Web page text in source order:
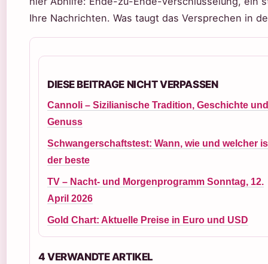
Ihre Nachrichten. Was taugt das Versprechen in
DIESE BEITRAGE NICHT VERPASSEN
Cannoli – Sizilianische Tradition, Geschichte und
Genuss
Schwangerschaftstest: Wann, wie und welcher
der beste
TV – Nacht- und Morgenprogramm Sonntag, 12.
April 2026
Gold Chart: Aktuelle Preise in Euro und USD
4 VERWANDTE ARTIKEL